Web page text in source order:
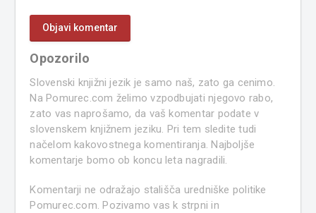
Opozorilo
Slovenski knjižni jezik je samo naš, zato ga cenimo.
Na Pomurec.com želimo vzpodbujati njegovo rabo,
zato vas naprošamo, da vaš komentar podate v
slovenskem knjižnem jeziku. Pri tem sledite tudi
načelom kakovostnega komentiranja. Najboljše
komentarje bomo ob koncu leta nagradili.
Komentarji ne odražajo stališča uredniške politike
Pomurec.com. Pozivamo vas k strpni in